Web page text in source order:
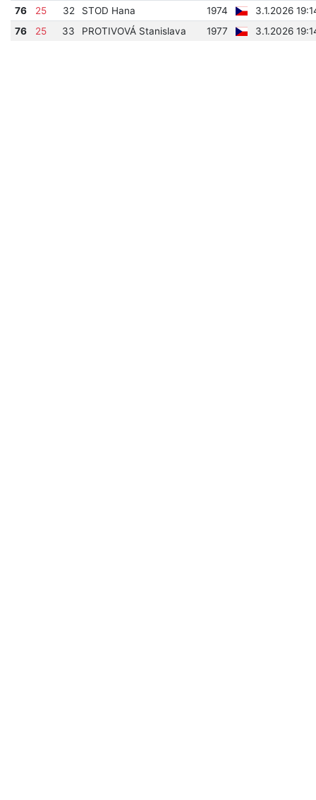
76
25 32 STOD Hana 1974
3.1.2026
76
25 33 PROTIVOVÁ Stanislava 1977 3.1.2026